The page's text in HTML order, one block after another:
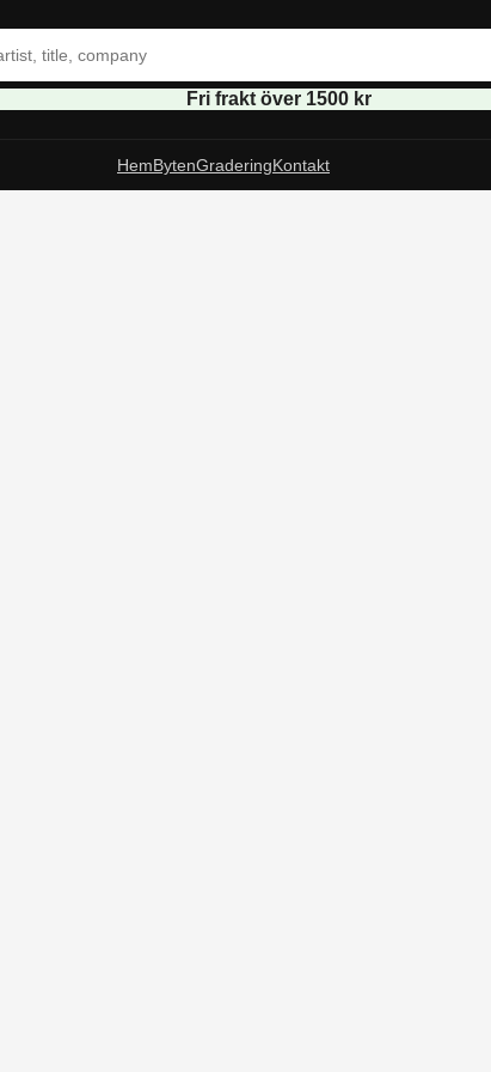
Fri frakt över 1500 kr
HemBytenGraderingKontakt